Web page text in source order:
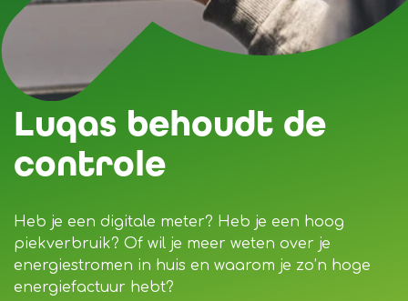
Luqas behoudt de
controle
Heb je een digitale meter? Heb je een hoog
piekverbruik? Of wil je meer weten over je
energiestromen in huis en waarom je zo’n hoge
energiefactuur hebt?